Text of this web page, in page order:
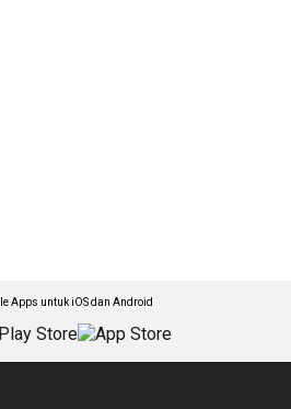
Apps untuk iOS dan Android